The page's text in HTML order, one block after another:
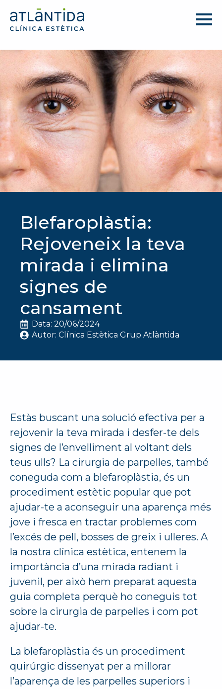
Blefaroplàstia:
Rejoveneix la teva
mirada i elimina
signes de
cansament
Data: 20/06/2024
Autor: Clínica Estètica Grup Atlàntida
Estàs buscant una solució efectiva per a
rejovenir la teva mirada i desfer-te dels
signes de l’envelliment al voltant dels
teus ulls? La cirurgia de parpelles, també
coneguda com a blefaroplàstia, és un
procediment estètic popular que pot
ajudar-te a aconseguir una aparença més
jove i fresca en tractar problemes com
l’excés de pell, bosses de greix i ulleres. A
la nostra clínica estètica, entenem la
importància d’una mirada radiant i
juvenil, per això hem preparat aquesta
guia completa perquè ho coneguis tot
sobre la cirurgia de parpelles i com pot
ajudar-te.
La blefaroplàstia és un procediment
quirúrgic dissenyat per a millorar
l’aparença de les parpelles superiors i